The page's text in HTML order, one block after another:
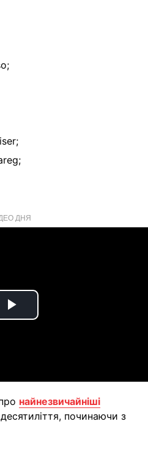
ДНЯ
Play
найнезвичайніші
починаючи з